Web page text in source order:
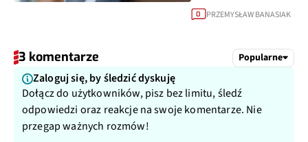
0 PRZEMYSŁAW BANASIAK
3 komentarze Popularne
Zaloguj się, by śledzić dyskuję
Dołącz do użytkowników, pisz bez limitu, śledź
odpowiedzi oraz reakcje na swoje komentarze. Nie
przegap ważnych rozmów!